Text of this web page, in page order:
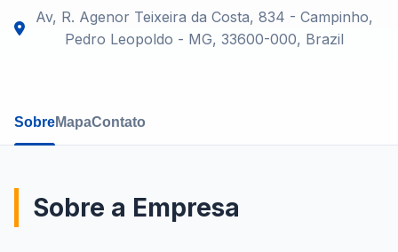
Av, R. Agenor Teixeira da Costa, 834 - Campinho,
Pedro Leopoldo - MG, 33600-000, Brazil
SobreMapaContato
Sobre a Empresa